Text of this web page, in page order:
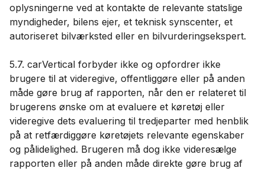
oplysningerne ved at kontakte de relevante statslige
myndigheder, bilens ejer, et teknisk synscenter, et
autoriseret bilværksted eller en bilvurderingsekspert.
5.7. carVertical forbyder ikke og opfordrer ikke
brugere til at videregive, offentliggøre eller på anden
måde gøre brug af rapporten, når den er relateret til
brugerens ønske om at evaluere et køretøj eller
videregive dets evaluering til tredjeparter med henblik
på at retfærdiggøre køretøjets relevante egenskaber
og pålidelighed. Brugeren må dog ikke videresælge
rapporten eller på anden måde direkte gøre brug af